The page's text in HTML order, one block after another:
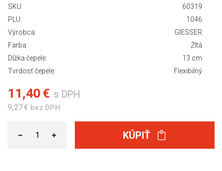
SKU:
60319
PLU:
1046
Výrobca:
GIESSER
Farba:
Žltá
Dĺžka čepele:
13 cm
Tvrdosť čepele:
Flexibilný
11,40 € s DPH
9,27 € bez DPH
KÚPIŤ